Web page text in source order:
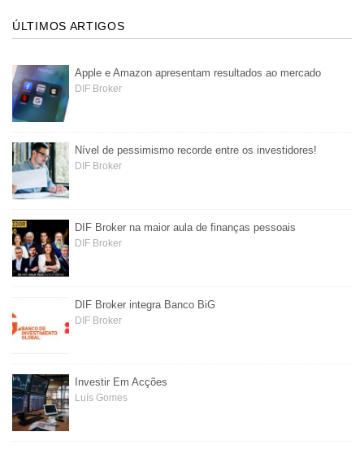
ÚLTIMOS ARTIGOS
Apple e Amazon apresentam resultados ao mercado
DIF Broker
Nível de pessimismo recorde entre os investidores!
DIF Broker
DIF Broker na maior aula de finanças pessoais
DIF Broker
DIF Broker integra Banco BiG
DIF Broker
Investir Em Acções
Luís Gomes